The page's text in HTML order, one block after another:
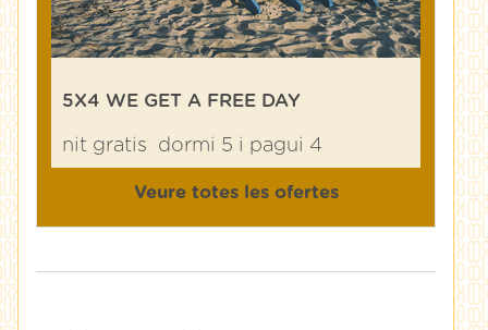
5X4 WE GET A FREE DAY
nit gratis dormi 5 i pagui 4
Veure totes les ofertes